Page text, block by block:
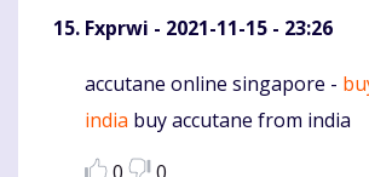
Fxprwi - 2021-11-15 - 23:26
Komentaras
accutane online singapore -
india buy accutane from india